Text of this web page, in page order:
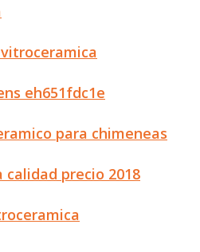
eh651fdc1e
para chimeneas
precio 2018